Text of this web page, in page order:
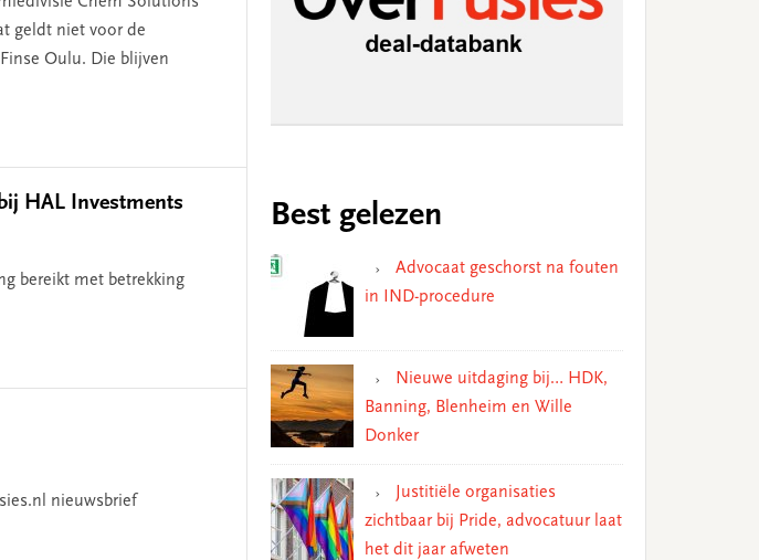
geldt niet voor de
Oulu. Die blijven
HAL Investments
bereikt met betrekking
nieuwsbrief
Best gelezen
Advocaat geschorst na fouten
in IND-procedure
Nieuwe uitdaging bij… HDK,
Banning, Blenheim en Wille
Donker
Justitiële organisaties
zichtbaar bij Pride, advocatuur laat
het dit jaar afweten